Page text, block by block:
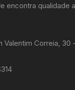
encontra qualidade
Valentim Correia, 30